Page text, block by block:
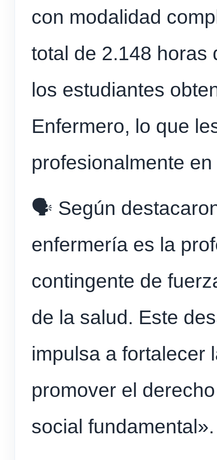
con modalidad
total de 2.148 horas
los estudiantes
Enfermero, lo que
profesionalmente
🗣️ Según
enfermería es la
contingente de
de la salud. Este
impulsa a fortalecer
promover el
social fundamental».